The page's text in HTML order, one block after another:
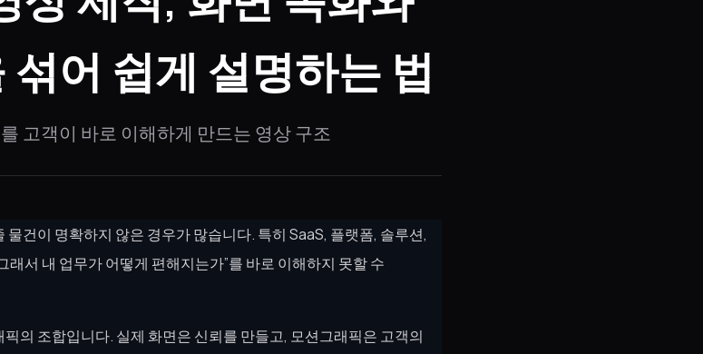
어 쉽게 설명하는 법
고객이 바로 이해하게 만드는 영상 구조
건이 명확하지 않은 경우가 많습니다. 특히 SaaS, 플랫폼, 솔루션,
래서 내 업무가 어떻게 편해지는가”를 바로 이해하지 못할 수
의 조합입니다. 실제 화면은 신뢰를 만들고, 모션그래픽은 고객의